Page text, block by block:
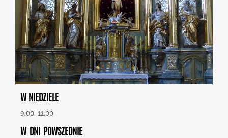
W NIEDZIELE
9.00, 11.00
W DNI POWSZEDNIE